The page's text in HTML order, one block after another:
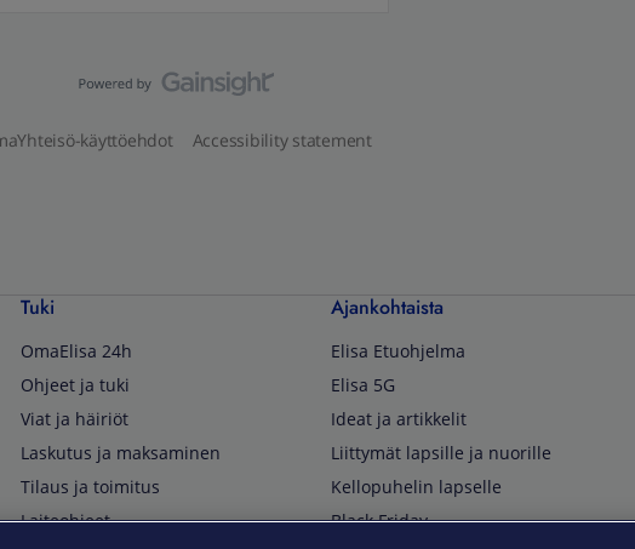
käyttöehdot Accessibility statement
Tuki
OmaElisa 24h
Ohjeet ja tuki
Viat ja häiriöt
Laskutus ja maksaminen
Tilaus ja toimitus
Laiteohjeet
Ajankohtaista
Elisa Etuohjelma
Elisa 5G
Ideat ja artikkelit
Liittymät lapsille ja nuorille
Kellopuhelin lapselle
Black Friday